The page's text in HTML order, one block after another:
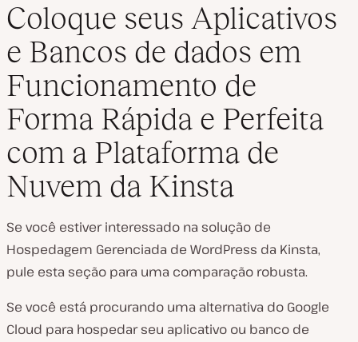
Coloque seus Aplicativos
e Bancos de dados em
Funcionamento de
Forma Rápida e Perfeita
com a Plataforma de
Nuvem da Kinsta
Se você estiver interessado na solução de
Hospedagem Gerenciada de WordPress da Kinsta,
pule esta seção para uma comparação robusta.
Se você está procurando uma alternativa do Google
Cloud para hospedar seu aplicativo ou banco de